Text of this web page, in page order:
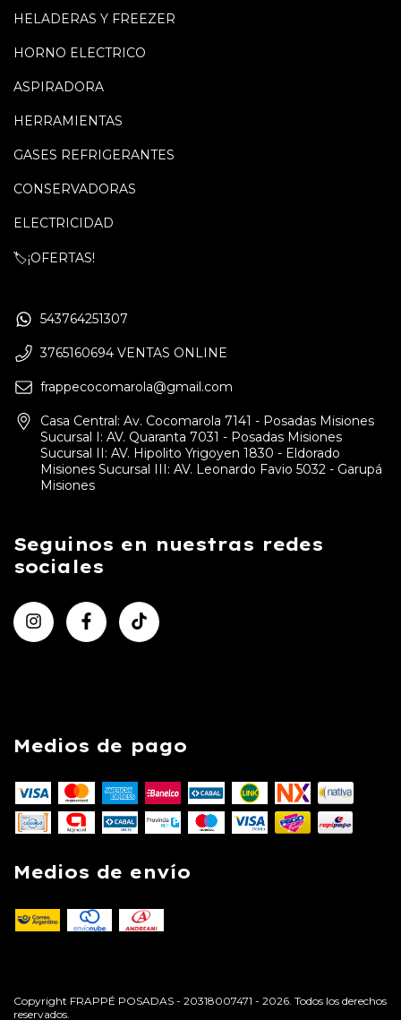
HELADERAS Y FREEZER
HORNO ELECTRICO
ASPIRADORA
HERRAMIENTAS
GASES REFRIGERANTES
CONSERVADORAS
ELECTRICIDAD
🏷️¡OFERTAS!
543764251307
3765160694 VENTAS ONLINE
frappecocomarola@gmail.com
Casa Central: Av. Cocomarola 7141 - Posadas Misiones
Sucursal I: AV. Quaranta 7031 - Posadas Misiones
Sucursal II: AV. Hipolito Yrigoyen 1830 - Eldorado
Misiones Sucursal III: AV. Leonardo Favio 5032 - Garupá
Misiones
Seguinos en nuestras redes
sociales
Medios de pago
Medios de envío
Copyright FRAPPÉ POSADAS - 20318007471 - 2026. Todos los derechos
reservados.